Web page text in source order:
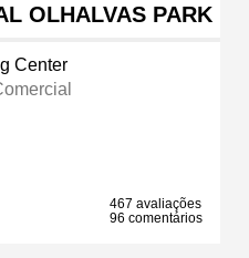
OLHALVAS PARK
Center
467 avaliações
96 comentários